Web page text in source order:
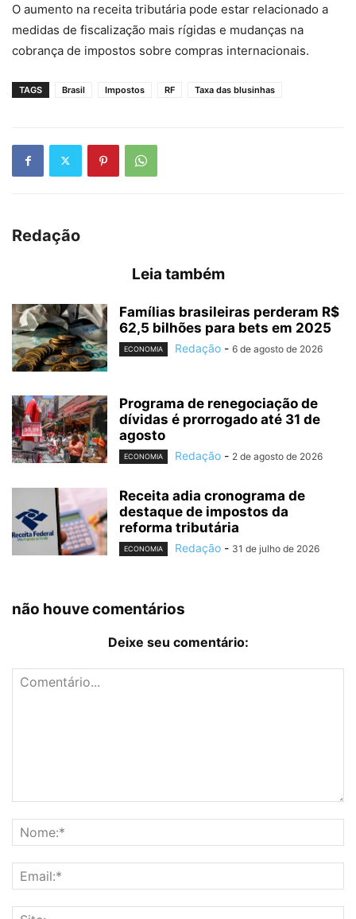
O aumento na receita tributária pode estar relacionado a
medidas de fiscalização mais rígidas e mudanças na
cobrança de impostos sobre compras internacionais.
TAGS Brasil Impostos RF Taxa das blusinhas
Redação
Leia também
Famílias brasileiras perderam R$
62,5 bilhões para bets em 2025
ECONOMIA Redação - 6 de agosto de 2026
Programa de renegociação de
dívidas é prorrogado até 31 de
agosto
ECONOMIA Redação - 2 de agosto de 2026
Receita adia cronograma de
destaque de impostos da
reforma tributária
ECONOMIA Redação - 31 de julho de 2026
não houve comentários
Deixe seu comentário: